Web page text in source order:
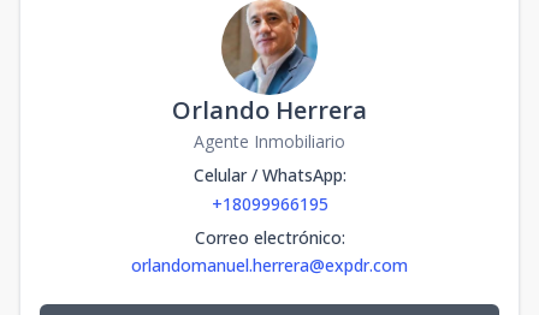
Orlando Herrera
Agente Inmobiliario
Celular / WhatsApp:
+18099966195
Correo electrónico:
orlandomanuel.herrera@expdr.com